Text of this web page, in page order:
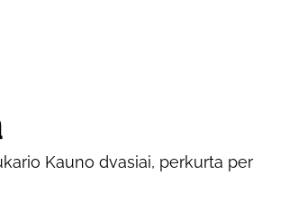
Kauno dvasiai, perkurta per